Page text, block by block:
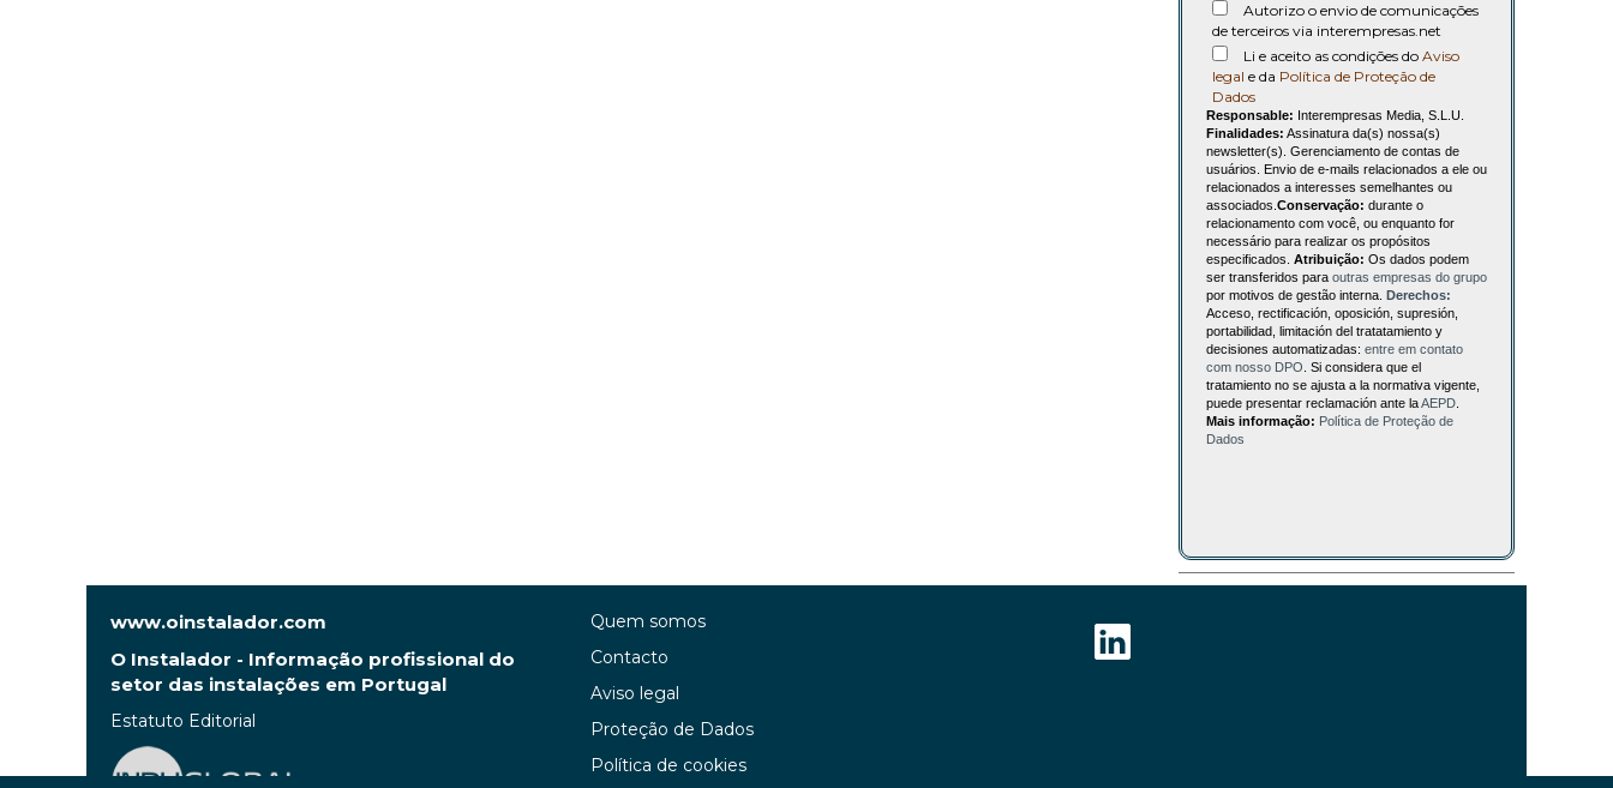
Autorizo o envio de comunicações
de terceiros via interempresas.net
Li e aceito as condições do Aviso
legal e da Política de Proteção de
Dados
Responsable: Interempresas Media, S.L.U.
Finalidades: Assinatura da(s) nossa(s)
newsletter(s). Gerenciamento de contas de
usuários. Envio de e-mails relacionados a ele ou
relacionados a interesses semelhantes ou
associados. Conservação: durante o
relacionamento com você, ou enquanto for
necessário para realizar os propósitos
especificados. Atribuição: Os dados podem
ser transferidos para outras empresas do grupo
por motivos de gestão interna. Derechos:
Acceso, rectificación, oposición, supresión,
portabilidad, limitación del tratatamiento y
decisiones automatizadas: entre em contato
com nosso DPO . Si considera que el
tratamiento no se ajusta a la normativa vigente,
puede presentar reclamación ante laAEPD
Mais informação: Política de Proteção de
Dados
www.oinstalador.com
O Instalador - Informação profissional do
setor das instalações em Portugal
Estatuto Editorial
Quem somos
Contacto
Aviso legal
Proteção de Dados
Política de cookies